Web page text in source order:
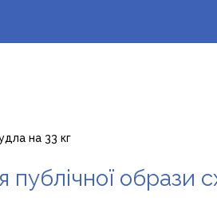
на 33 кг
образи